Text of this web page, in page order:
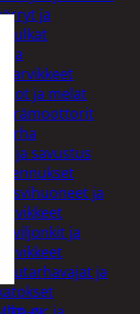
ja
ja
Airot ja melat
Perämoottorit
ja savustus
Kasvihuoneet ja
tarvikkeet
Paviljonkit ja
tarvikkeet
Puutarhavajat ja